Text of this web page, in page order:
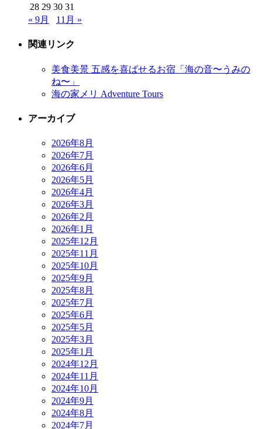
28 29 30 31
« 9月
11月 »
関連リンク
美食美景 五感を喜ばせるお宿「海の音〜うみの
ね〜」
海の家メリ Adventure Tours
アーカイブ
2026年8月
2026年7月
2026年6月
2026年5月
2026年4月
2026年3月
2026年2月
2026年1月
2025年12月
2025年11月
2025年10月
2025年9月
2025年8月
2025年7月
2025年6月
2025年5月
2025年3月
2025年1月
2024年12月
2024年11月
2024年10月
2024年9月
2024年8月
2024年7月